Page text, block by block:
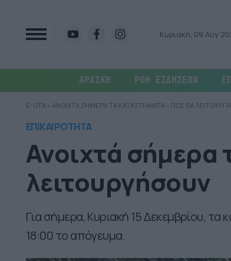
Κυριακή, 09 Αυγ
ΑΡΧΙΚΗ ΡΟΗ ΕΙΔΗΣΕΩΝ
E-OTA » ΑΝΟΙΧΤΑ ΣΗΜΕΡΑ ΤΑ ΚΑΤΑΣΤΗΜΑΤΑ – ΠΩΣ ΘΑ
ΕΠΙΚΑΙΡΟΤΗΤΑ
Ανοιχτά σήμερα
λειτουργήσουν
Για σήμερα, Κυριακή 15 Δεκεμβρίου,
18:00 το απόγευμα.